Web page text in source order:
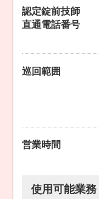
認定錠前技師
直通電話番号
巡回範囲
営業時間
使用可能業務